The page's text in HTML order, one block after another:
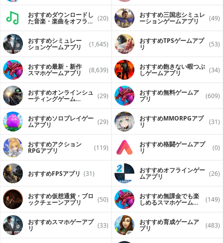
おすすめダウンロードし
た音楽・楽曲をオフライ (20) おすすめ三国志シミュレ
ーションゲームアプリ (49)
おすすめシミュレー
ションゲームアプリ (1,645) おすすめTPSゲームアプ
リ (53)
おすすめ最新・新作
スマホゲームアプリ (8,639) おすすめ飽きない暇つぶ
しゲームアプリ (34)
おすすめオンラインシュ
ーティングゲーム (29) おすすめ無料ゲームア
プリ (609)
おすすめソロプレイゲー
ムアプリ (29) おすすめ MMORPGアプ
リ (31)
おすすめアクション
RPGアプリ (119) おすすめ格闘ゲームアプ
リ (0)
おすすめFPSアプリ (31) おすすめオフラインゲー
ムアプリ (26)
おすすめ仮想通貨・ブロ
ックチェーンアプリ (50) おすすめ無課金でも楽
しめるスマホゲームア (149)
おすすめスマホゲーアプ
リ (33) おすすめ育成ゲームア
プリ (483)